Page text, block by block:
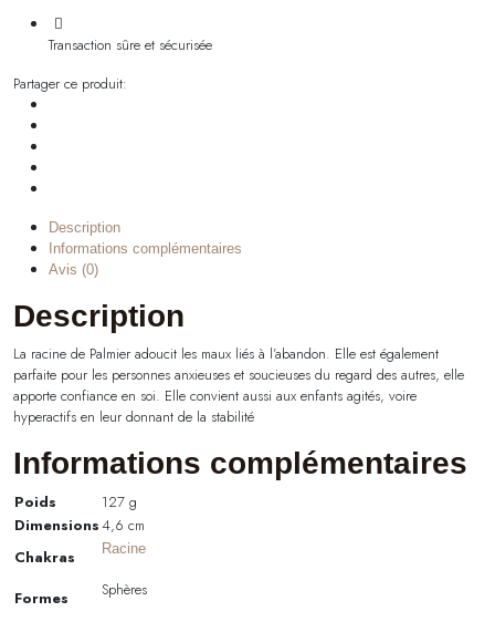
Transaction sûre et sécurisée
Partager ce produit:
Description
Informations complémentaires
Avis (0)
Description
La racine de Palmier adoucit les maux liés à l’abandon. Elle est également
parfaite pour les personnes anxieuses et soucieuses du regard des autres, elle
apporte confiance en soi. Elle convient aussi aux enfants agités, voire
hyperactifs en leur donnant de la stabilité
Informations complémentaires
Poids
127 g
Dimensions4,6 cm
Chakras
Racine
Formes Sphères